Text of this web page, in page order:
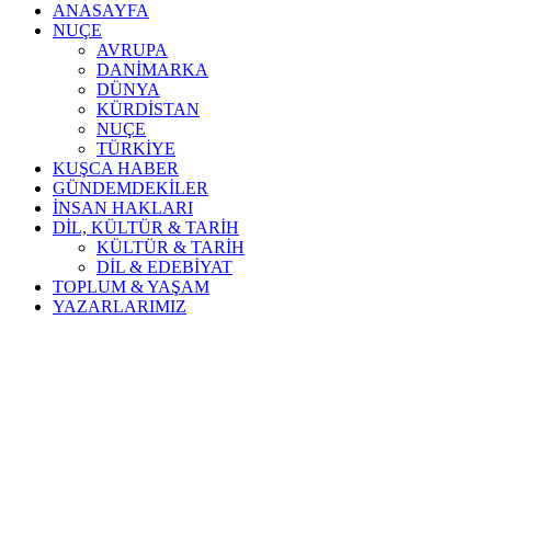
ANASAYFA
NUÇE
AVRUPA
DANİMARKA
DÜNYA
KÜRDİSTAN
NUÇE
TÜRKİYE
KUŞCA HABER
GÜNDEMDEKİLER
İNSAN HAKLARI
DİL, KÜLTÜR & TARİH
KÜLTÜR & TARİH
DİL & EDEBİYAT
TOPLUM & YAŞAM
YAZARLARIMIZ